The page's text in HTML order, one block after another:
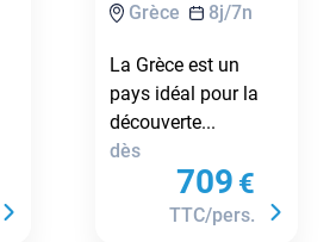
Byzantine -
D'Athènes A
Athènes
Grèce 8j/7n
La Grèce est un
pays idéal pour la
découverte...
dès
709 €
TTC/pers.